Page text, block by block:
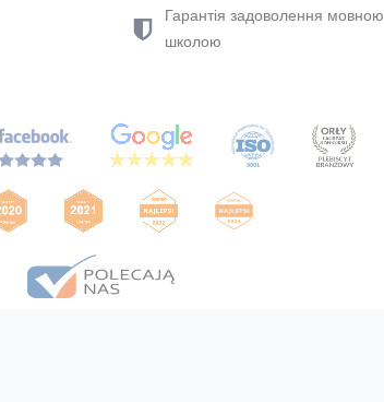
Гарантія задоволення мовною
школою